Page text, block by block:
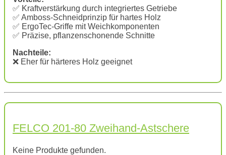
✅ Kraftverstärkung durch integriertes Getriebe
✅ Amboss-Schneidprinzip für hartes Holz
✅ ErgoTec-Griffe mit Weichkomponenten
✅ Präzise, pflanzenschonende Schnitte
Nachteile:
❌ Eher für härteres Holz geeignet
FELCO 201-80 Zweihand-Astschere
Keine Produkte gefunden.